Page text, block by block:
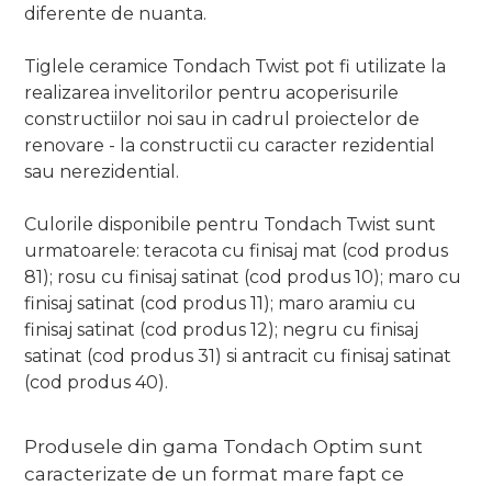
diferente de nuanta.
Tiglele ceramice Tondach Twist pot fi utilizate la
realizarea invelitorilor pentru acoperisurile
constructiilor noi sau in cadrul proiectelor de
renovare - la constructii cu caracter rezidential
sau nerezidential.
Culorile disponibile pentru Tondach Twist sunt
urmatoarele: teracota cu finisaj mat (cod produs
81); rosu cu finisaj satinat (cod produs 10); maro cu
finisaj satinat (cod produs 11); maro aramiu cu
finisaj satinat (cod produs 12); negru cu finisaj
satinat (cod produs 31) si antracit cu finisaj satinat
(cod produs 40).
Produsele din gama Tondach Optim sunt
caracterizate de un format mare fapt ce